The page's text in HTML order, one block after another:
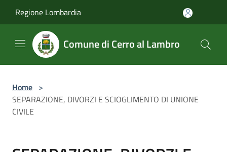
Regione Lombardia
Comune di Cerro al Lambro
Home >
SEPARAZIONE, DIVORZI E SCIOGLIMENTO DI UNIONE
CIVILE